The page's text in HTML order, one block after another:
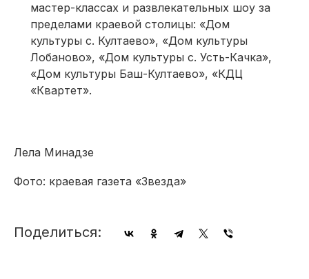
мастер-классах и развлекательных шоу за
пределами краевой столицы: «Дом
культуры с. Култаево», «Дом культуры
Лобаново», «Дом культуры с. Усть-Качка»,
«Дом культуры Баш-Култаево», «КДЦ
«Квартет».
Лела Минадзе
Фото: краевая газета «Звезда»
Поделиться: